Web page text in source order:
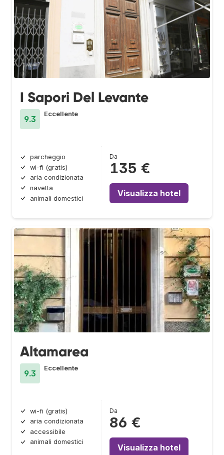
I Sapori Del Levante
9.3
Eccellente
parcheggio
wi-fi (gratis)
aria condizionata
navetta
animali domestici
Da
135 €
Visualizza hotel
Altamarea
9.3
Eccellente
wi-fi (gratis)
aria condizionata
accessibile
animali domestici
Da
86 €
Visualizza hotel